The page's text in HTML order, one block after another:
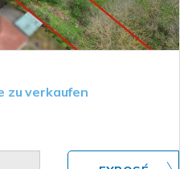
zu verkaufen